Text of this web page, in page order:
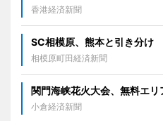
香港経済新聞
SC相模原、熊本と引き分け
相模原町田経済新聞
関門海峡花火大会、無料エ
小倉経済新聞